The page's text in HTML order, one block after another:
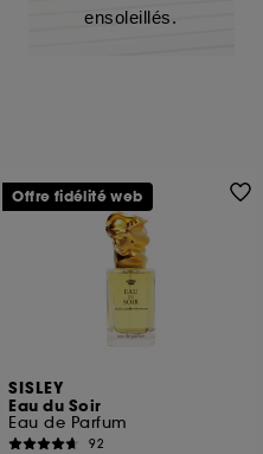
ensoleillés.
SISLEY
Eau du Soir
Eau de Parfum
92
Offre fidélité web